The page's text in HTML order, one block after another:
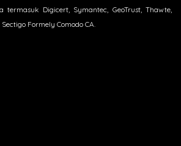
Digicert, Symantec, GeoTrust, Thawte,
Formely Comodo CA.